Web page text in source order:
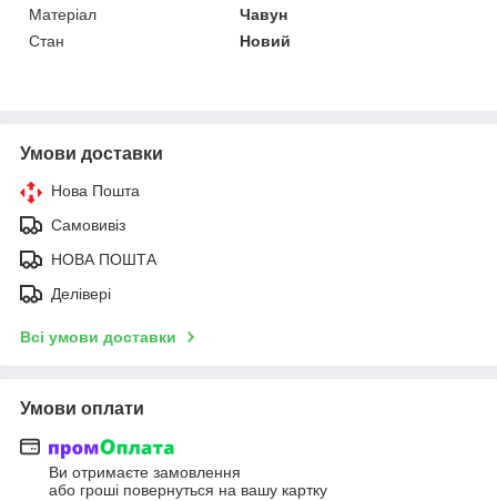
Матеріал
Чавун
Стан
Новий
Умови доставки
Нова Пошта
Самовивіз
НОВА ПОШТА
Делівері
Всі умови доставки
Умови оплати
Ви отримаєте замовлення
або гроші повернуться на вашу картку